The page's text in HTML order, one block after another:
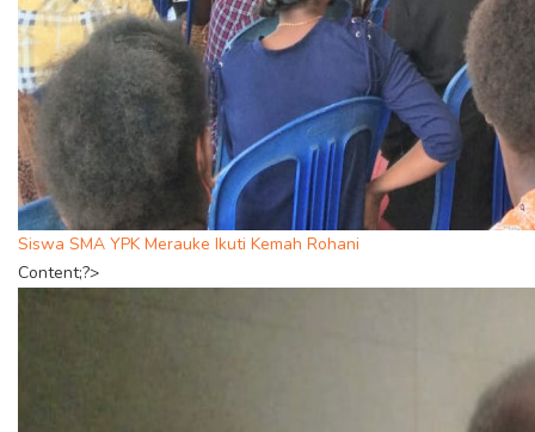
Siswa SMA YPK Merauke Ikuti Kemah Rohani
Content;?>